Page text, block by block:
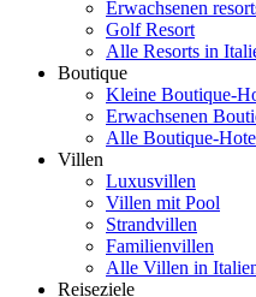
Erwachsenen
Golf Resort
Alle Resorts in
Boutique
Kleine Boutique-
Erwachsenen
Alle Boutique-
Villen
Luxusvillen
Villen mit Pool
Strandvillen
Familienvillen
Alle Villen in
Reiseziele